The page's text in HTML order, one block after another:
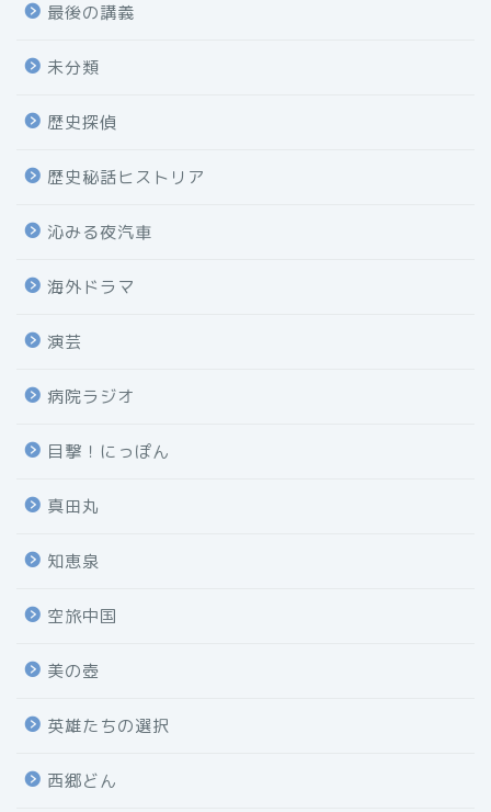
最後の講義
未分類
歴史探偵
歴史秘話ヒストリア
沁みる夜汽車
海外ドラマ
演芸
病院ラジオ
目撃！にっぽん
真田丸
知恵泉
空旅中国
美の壺
英雄たちの選択
西郷どん